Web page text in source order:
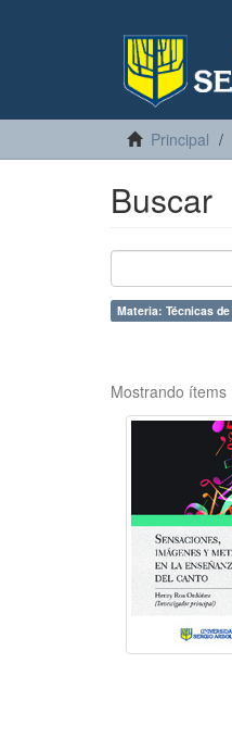
Principal
Buscar
Materia: Técnicas de
Mostrando ítems